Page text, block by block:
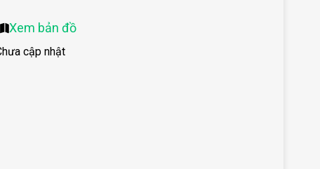
Xem bản đồ
cập nhật